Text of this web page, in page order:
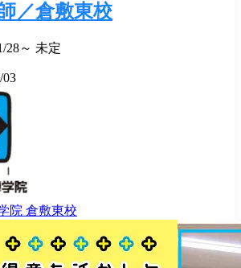
／倉敷東校
28～ 未定
03
院 倉敷東校